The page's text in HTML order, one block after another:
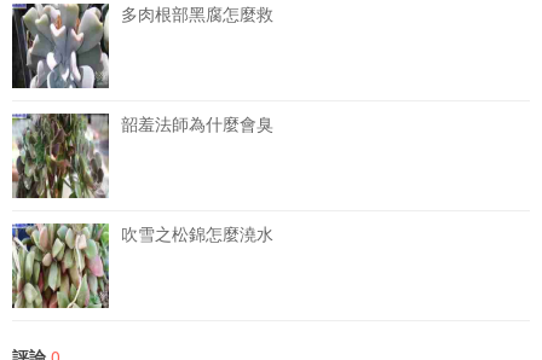
多肉根部黑腐怎麼救
韶羞法師為什麼會臭
吹雪之松錦怎麼澆水